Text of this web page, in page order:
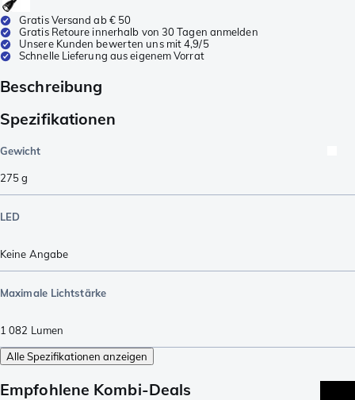
Gratis Versand ab € 50
Gratis Retoure innerhalb von 30 Tagen anmelden
Unsere Kunden bewerten uns mit 4,9/5
Schnelle Lieferung aus eigenem Vorrat
Beschreibung
Spezifikationen
Gewicht
275g
LED
Keine Angabe
Maximale Lichtstärke
1 082 Lumen
Alle Spezifikationen anzeigen
Empfohlene Kombi-Deals